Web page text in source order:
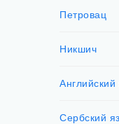
Петровац
Никшич
Английский
Сербский